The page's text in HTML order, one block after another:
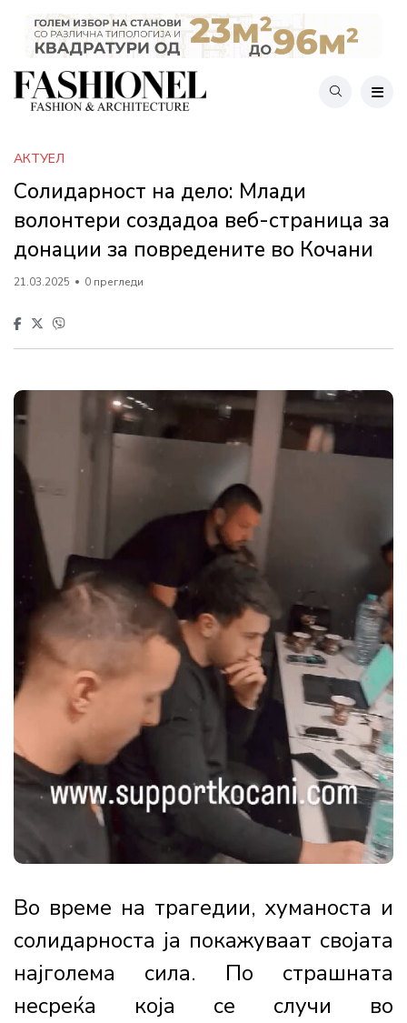
АКТУЕЛ
Солидарност на дело: Млади
волонтери создадоа веб-страница за
донации за повредените во Кочани
21.03.2025 0 прегледи
Во време на трагедии, хуманоста и
солидарноста ја покажуваат својата
најголема сила. По страшната
несреќа која се случи во